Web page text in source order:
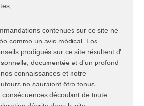
contenues sur ce site ne
comme un avis médical. Les
prodigués sur ce site résultent d’
documentée et d’un profond
connaissances et notre
ne sauraient être tenus
conséquences découlant de toute